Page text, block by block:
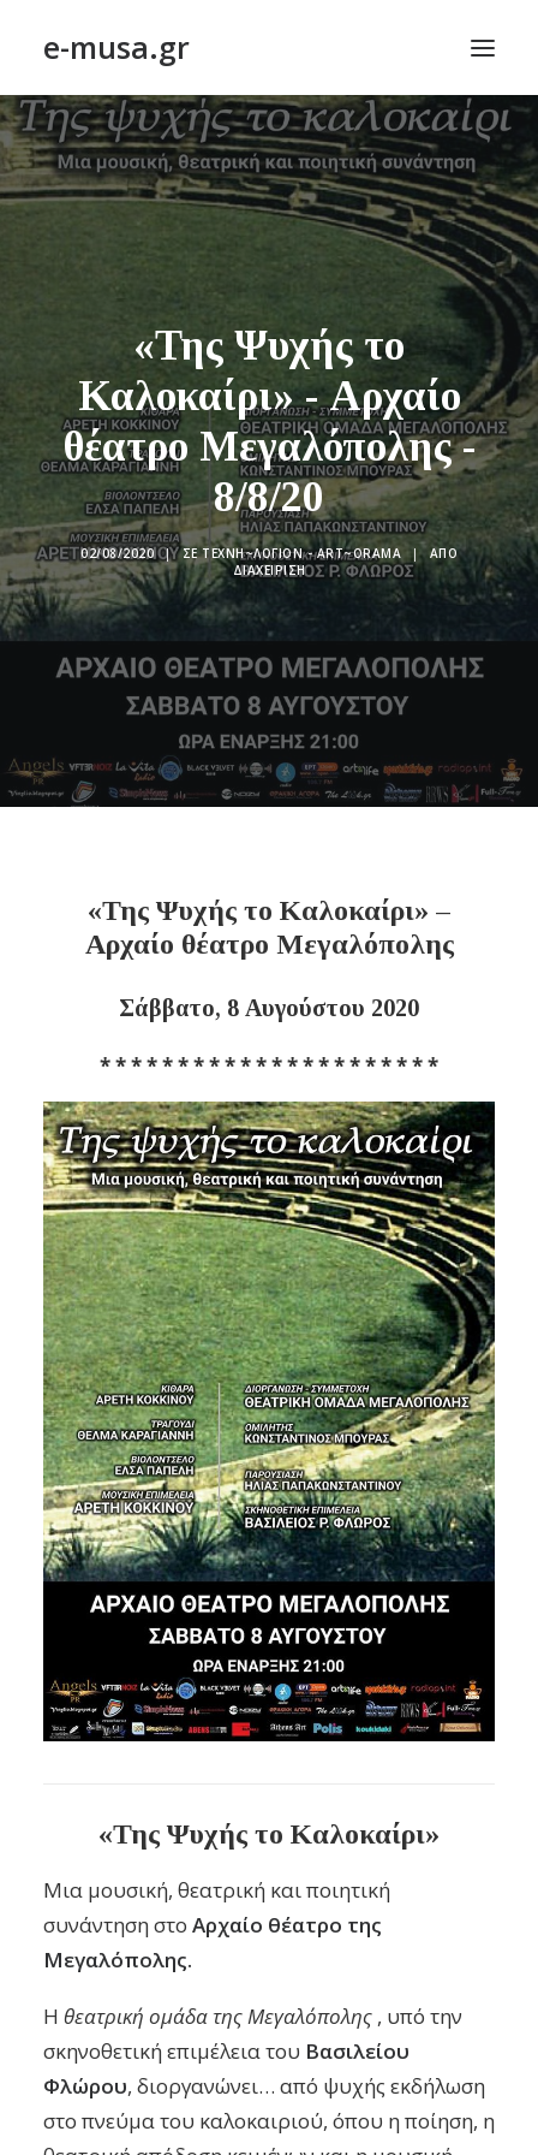
e-musa.gr
ΑΡΧΙΚΗ
ΠΟΙΗΣΗ – POETRY
ΤΕΧΝΗ~ΛΟΓΙΟΝ – ART~ORAMA
ΣΥΝΤΑΚΤΙΚΗ ΟΜΑΔΑ
ΕΠΙΚΟΙΝΩΝΙΑ
ΑΝΑΖΉΤΗΣΗ
«Της Ψυχής το
Καλοκαίρι» - Αρχαίο
θέατρο Μεγαλόπολης -
8/8/20
02/08/2020 | ΣΕΤΕΧΝΗ~ΛΌΓΙΟΝ - ART~ORAMA |
ΑΠΌ
ΔΙΑΧΕΊΡΙΣΗ
«Της Ψυχής το Καλοκαίρι» –
Αρχαίο θέατρο Μεγαλόπολης
Σάββατο, 8 Αυγούστου 2020
* * * * * * * * * * * * * * * * * * * * * *
«Της Ψυχής το Καλοκαίρι»
Μια μουσική, θεατρική και ποιητική
συνάντηση στο Αρχαίο θέατρο της
Μεγαλόπολης.
Η θεατρική ομάδα της Μεγαλόπολης , υπό την
σκηνοθετική επιμέλεια του Βασιλείου
Φλώρου, διοργανώνει… από ψυχής εκδήλωση
στο πνεύμα του καλοκαιριού, όπου η ποίηση, η